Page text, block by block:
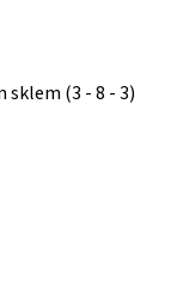
(3 - 8 - 3)